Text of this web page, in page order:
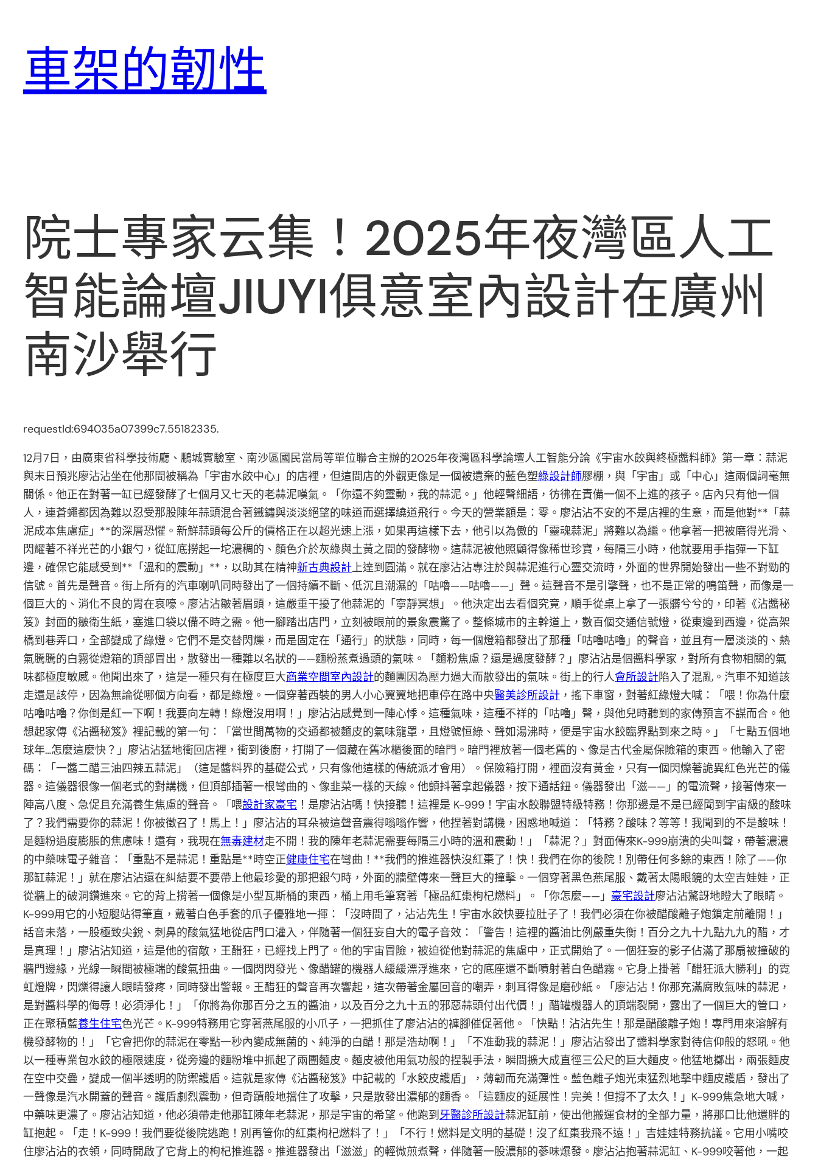
車架的韌性
院士專家云集！2025年夜灣區人工
智能論壇JIUYI俱意室內設計在廣州
南沙舉行
requestId:694035a07399c7.55182335.
12月7日，由廣東省科學技術廳、鵬城實驗室、南沙區國民當局等單位聯合主辦的2025年夜灣區科學論壇人工智能分論《宇宙水餃與終極醬料師》第一章：蒜泥
與末日預兆廖沾沾坐在他那間被稱為「宇宙水餃中心」的店裡，但這間店的外觀更像是一個被遺棄的藍色塑綠設計師膠棚，與「宇宙」或「中心」這兩個詞毫無
關係。他正在對著一缸已經發酵了七個月又七天的老蒜泥嘆氣。「你還不夠靈動，我的蒜泥。」他輕聲細語，彷彿在責備一個不上進的孩子。店內只有他一個
人，連蒼蠅都因為難以忍受那股陳年蒜頭混合著鐵鏽與淡淡絕望的味道而選擇繞道飛行。今天的營業額是：零。廖沾沾不安的不是店裡的生意，而是他對**「蒜
泥成本焦慮症」**的深層恐懼。新鮮蒜頭每公斤的價格正在以超光速上漲，如果再這樣下去，他引以為傲的「靈魂蒜泥」將難以為繼。他拿著一把被磨得光滑、
閃耀著不祥光芒的小銀勺，從缸底撈起一坨濃稠的、顏色介於灰綠與土黃之間的發酵物。這蒜泥被他照顧得像稀世珍寶，每隔三小時，他就要用手指彈一下缸
邊，確保它能感受到**「溫和的震動」**，以助其在精神新古典設計上達到圓滿。就在廖沾沾專注於與蒜泥進行心靈交流時，外面的世界開始發出一些不對勁的
信號。首先是聲音。街上所有的汽車喇叭同時發出了一個持續不斷、低沉且潮濕的「咕嚕——咕嚕——」聲。這聲音不是引擎聲，也不是正常的鳴笛聲，而像是一
個巨大的、消化不良的胃在哀嚎。廖沾沾皺著眉頭，這嚴重干擾了他蒜泥的「寧靜冥想」。他決定出去看個究竟，順手從桌上拿了一張髒兮兮的，印著《沾醬秘
笈》封面的皺衛生紙，塞進口袋以備不時之需。他一腳踏出店門，立刻被眼前的景象震驚了。整條城市的主幹道上，數百個交通信號燈，從東邊到西邊，從高架
橋到巷弄口，全部變成了綠燈。它們不是交替閃爍，而是固定在「通行」的狀態，同時，每一個燈箱都發出了那種「咕嚕咕嚕」的聲音，並且有一層淡淡的、熱
氣騰騰的白霧從燈箱的頂部冒出，散發出一種難以名狀的——麵粉蒸煮過頭的氣味。「麵粉焦慮？還是過度發酵？」廖沾沾是個醬料學家，對所有食物相關的氣
味都極度敏感。他聞出來了，這是一種只有在極度巨大商業空間室內設計的麵團因為壓力過大而散發出的氣味。街上的行人會所設計陷入了混亂。汽車不知道該
走還是該停，因為無論從哪個方向看，都是綠燈。一個穿著西裝的男人小心翼翼地把車停在路中央醫美診所設計 ，搖下車窗，對著紅綠燈大喊：「喂！你為什麼
咕嚕咕嚕？你倒是紅一下啊！我要向左轉！綠燈沒用啊！」廖沾沾感覺到一陣心悸。這種氣味，這種不祥的「咕嚕」聲，與他兒時聽到的家傳預言不謀而合。他
想起家傳《沾醬秘笈》裡記載的第一句：「當世間萬物的交通都被麵皮的氣味籠罩，且燈號恒綠、聲如湯沸時，便是宇宙水餃臨界點到來之時。」「七點五個地
球年…怎麼這麼快？」廖沾沾猛地衝回店裡，衝到後廚，打開了一個藏在舊冰櫃後面的暗門。暗門裡放著一個老舊的、像是古代金屬保險箱的東西。他輸入了密
碼：「一醬二醋三油四辣五蒜泥」（這是醬料界的基礎公式，只有像他這樣的傳統派才會用）。保險箱打開，裡面沒有黃金，只有一個閃爍著詭異紅色光芒的儀
器。這儀器很像一個老式的對講機，但頂部插著一根彎曲的、像韭菜一樣的天線。他顫抖著拿起儀器，按下通話鈕。儀器發出「滋——」的電流聲，接著傳來一
陣高八度、急促且充滿養生焦慮的聲音。「喂設計家豪宅 ！是廖沾沾嗎！快接聽！這裡是 K-999！宇宙水餃聯盟特級特務！你那邊是不是已經聞到宇宙級的酸味
了？我們需要你的蒜泥！你被徵召了！馬上！」廖沾沾的耳朵被這聲音震得嗡嗡作響，他捏著對講機，困惑地喊道：「特務？酸味？等等！我聞到的不是酸味！
是麵粉過度膨脹的焦慮味！還有，我現在無毒建材走不開！我的陳年老蒜泥需要每隔三小時的溫和震動！」「蒜泥？」對面傳來K-999崩潰的尖叫聲，帶著濃濃
的中藥味電子雜音：「重點不是蒜泥！重點是**時空正健康住宅在彎曲！**我們的推進器快沒紅棗了！快！我們在你的後院！別帶任何多餘的東西！除了——你
那缸蒜泥！」就在廖沾沾還在糾結要不要帶上他最珍愛的那把銀勺時，外面的牆壁傳來一聲巨大的撞擊。一個穿著黑色燕尾服、戴著太陽眼鏡的太空吉娃娃，正
從牆上的破洞鑽進來。它的背上揹著一個像是小型瓦斯桶的東西，桶上用毛筆寫著「極品紅棗枸杞燃料」。「你怎麼——」 豪宅設計廖沾沾驚訝地瞪大了眼睛。
K-999用它的小短腿站得筆直，戴著白色手套的爪子優雅地一揮：「沒時間了，沾沾先生！宇宙水餃快要拉肚子了！我們必須在你被醋酸離子炮鎖定前離開！」
話音未落，一股極致尖銳、刺鼻的酸氣猛地從店門口灌入，伴隨著一個狂妄自大的電子音效：「警告！這裡的醬油比例嚴重失衡！百分之九十九點九九的醋，才
是真理！」廖沾沾知道，這是他的宿敵，王醋狂，已經找上門了。他的宇宙冒險，被迫從他對蒜泥的焦慮中，正式開始了。一個狂妄的影子佔滿了那扇被撞破的
牆門邊緣，光線一瞬間被極端的酸氣扭曲。一個閃閃發光、像醋罐的機器人緩緩漂浮進來，它的底座還不斷噴射著白色醋霧。它身上掛著「醋狂派大勝利」的霓
虹燈牌，閃爍得讓人眼睛發疼，同時發出警報。王醋狂的聲音再次響起，這次帶著金屬回音的嘲弄，刺耳得像是磨砂紙。「廖沾沾！你那充滿腐敗氣味的蒜泥，
是對醬料學的侮辱！必須淨化！」「你將為你那百分之五的醬油，以及百分之九十五的邪惡蒜頭付出代價！」醋罐機器人的頂端裂開，露出了一個巨大的管口，
正在聚積藍養生住宅色光芒。K-999特務用它穿著燕尾服的小爪子，一把抓住了廖沾沾的褲腳催促著他。「快點！沾沾先生！那是醋酸離子炮！專門用來溶解有
機發酵物的！」「它會把你的蒜泥在零點一秒內變成無菌的、純淨的白醋！那是浩劫啊！」「不准動我的蒜泥！」廖沾沾發出了醬料學家對待信仰般的怒吼。他
以一種專業包水餃的極限速度，從旁邊的麵粉堆中抓起了兩團麵皮。麵皮被他用氣功般的捏製手法，瞬間擴大成直徑三公尺的巨大麵皮。他猛地擲出，兩張麵皮
在空中交疊，變成一個半透明的防禦護盾。這就是家傳《沾醬秘笈》中記載的「水餃皮護盾」，薄韌而充滿彈性。藍色離子炮光束猛烈地擊中麵皮護盾，發出了
一聲像是汽水開蓋的聲音。護盾劇烈震動，但奇蹟般地擋住了攻擊，只是散發出濃郁的麵香。「這麵皮的延展性！完美！但撐不了太久！」K-999焦急地大喊，
中藥味更濃了。廖沾沾知道，他必須帶走他那缸陳年老蒜泥，那是宇宙的希望。他跑到牙醫診所設計蒜泥缸前，使出他搬運食材的全部力量，將那口比他還胖的
缸抱起。「走！K-999！我們要從後院逃跑！別再管你的紅棗枸杞燃料了！」「不行！燃料是文明的基礎！沒了紅棗我飛不遠！」吉娃娃特務抗議。它用小嘴咬
住廖沾沾的衣領，同時開啟了它背上的枸杞推進器。推進器發出「滋滋」的輕微煎煮聲，伴隨著一股濃郁的蔘味爆發。廖沾沾抱著蒜泥缸、K-999咬著他，一起